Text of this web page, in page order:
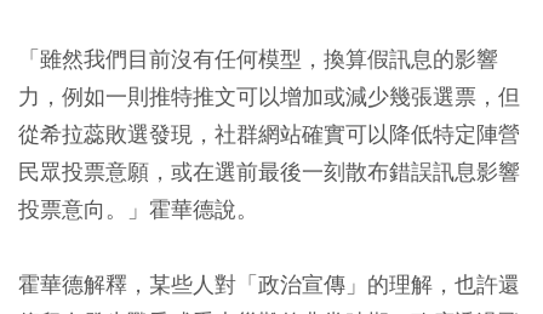
「雖然我們目前沒有任何模型，換算假訊息的影響
力，例如一則推特推文可以增加或減少幾張選票，但
從希拉蕊敗選發現，社群網站確實可以降低特定陣營
民眾投票意願，或在選前最後一刻散布錯誤訊息影響
投票意向。」霍華德說。
霍華德解釋，某些人對「政治宣傳」的理解，也許還